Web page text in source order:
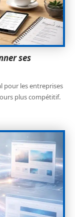
ses
pour les entreprises
plus compétitif.